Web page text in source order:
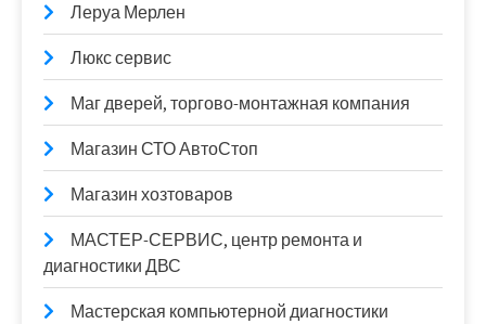
Леруа Мерлен
Люкс сервис
Маг дверей, торгово-монтажная компания
Магазин СТО АвтоСтоп
Магазин хозтоваров
МАСТЕР-СЕРВИС, центр ремонта и
диагностики ДВС
Мастерская компьютерной диагностики